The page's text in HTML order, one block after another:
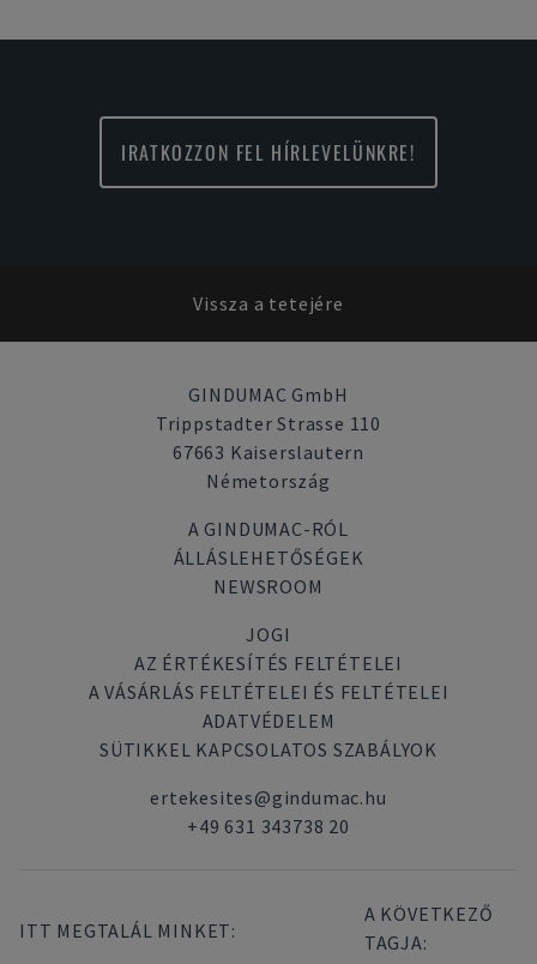
IRATKOZZON FEL HÍRLEVELÜNKRE!
Vissza a tetejére
GINDUMAC GmbH
Trippstadter Strasse 110
67663 Kaiserslautern
Németország
A GINDUMAC-RÓL
ÁLLÁSLEHETŐSÉGEK
NEWSROOM
JOGI
AZ ÉRTÉKESÍTÉS FELTÉTELEI
A VÁSÁRLÁS FELTÉTELEI ÉS FELTÉTELEI
ADATVÉDELEM
SÜTIKKEL KAPCSOLATOS SZABÁLYOK
ertekesites@gindumac.hu
+49 631 343738 20
ITT MEGTALÁL MINKET:
A KÖVETKEZŐ
TAGJA: